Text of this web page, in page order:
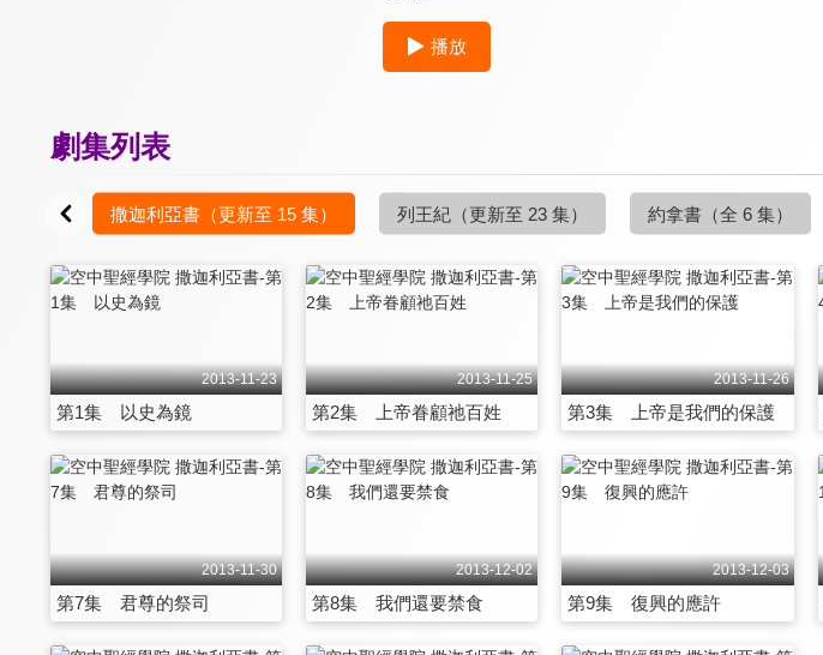
播放
劇集列表
撒迦利亞書 （更新至 15 集） 列王紀 （更新至 23 集） 約拿書 （全 6 集）
2013-11-23
第1集 以史為鏡
2013-11-25
第2集 上帝眷顧祂百姓
2013-11-26
第3集 上帝是我們的保護
2013-11-30
第7集 君尊的祭司
2013-12-02
第8集 我們還要禁食
2013-12-03
第9集 復興的應許